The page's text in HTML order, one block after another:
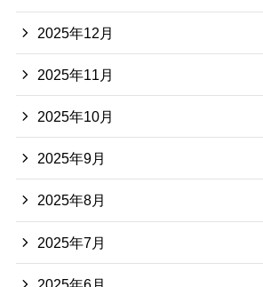
2025年12月
2025年11月
2025年10月
2025年9月
2025年8月
2025年7月